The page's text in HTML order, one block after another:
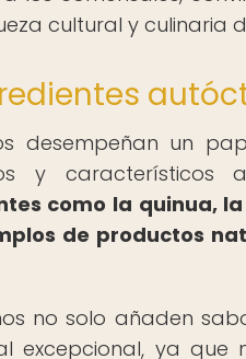
cultural y culinaria
desempeñan un
y característicos
como la quinua,
de productos
no solo añaden
excepcional, ya que